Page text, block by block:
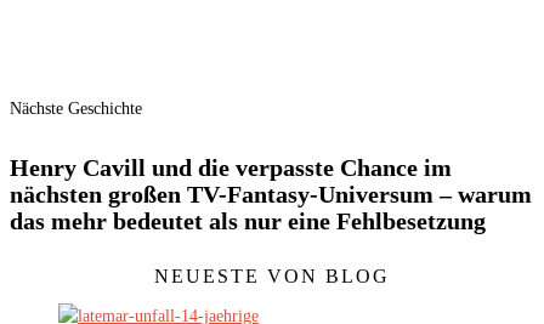
Nächste Geschichte
Henry Cavill und die verpasste Chance im
nächsten großen TV-Fantasy-Universum – warum
das mehr bedeutet als nur eine Fehlbesetzung
NEUESTE VON BLOG